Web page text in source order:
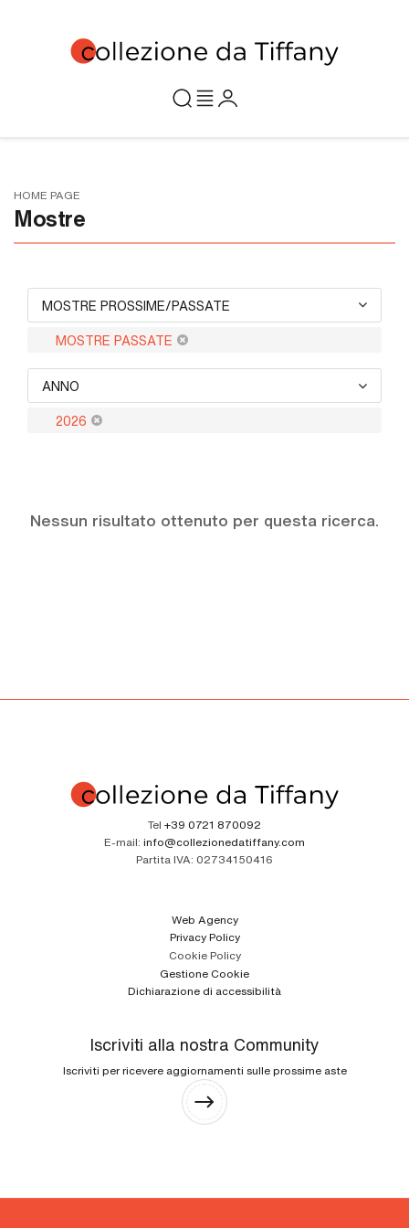
HOME PAGE
Mostre
MOSTRE PROSSIME/PASSATE
MOSTRE PASSATE
ANNO
2026
Nessun risultato ottenuto per questa ricerca.
Tel +39 0721 870092
E-mail: info@collezionedatiffany.com
Partita IVA: 02734150416
Web Agency
Privacy Policy
Cookie Policy
Gestione Cookie
Dichiarazione di accessibilità
Iscriviti alla nostra Community
Iscriviti per ricevere aggiornamenti sulle prossime aste